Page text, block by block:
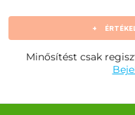
+
Minősítést csak